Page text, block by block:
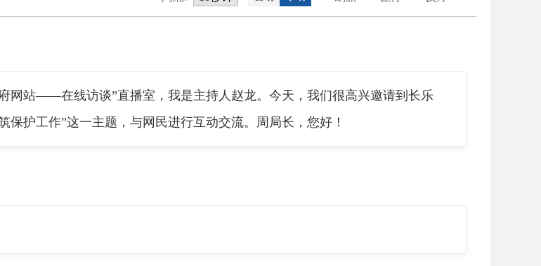
站——在线访谈”直播室，我是主持人赵龙。今天，我们很高兴邀请到长乐
护工作”这一主题，与网民进行互动交流。周局长，您好！